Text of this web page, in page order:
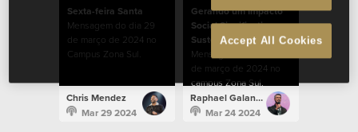
Sexta-feira Santa
Mensagem do dia 29
de março de 2024 no
Campus Zona Sul.
Chris Mendez
Mar 29 2024
Gerando um Impacto
Social Significativo e
Sustentável
Mensagem do dia 24
de março de 2024 no
campus Zona Sul.
Raphael Galante
Mar 24 2024
Accept All Cookies